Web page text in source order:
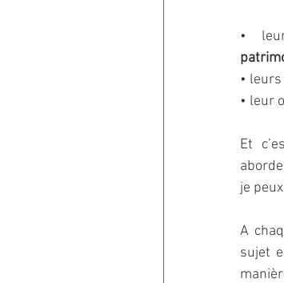
•
•
• leur
Et
je
A
sujet